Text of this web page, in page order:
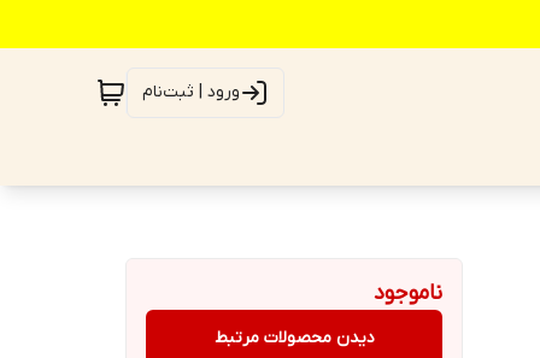
ورود | ثبت‌نام
ناموجود
دیدن محصولات مرتبط